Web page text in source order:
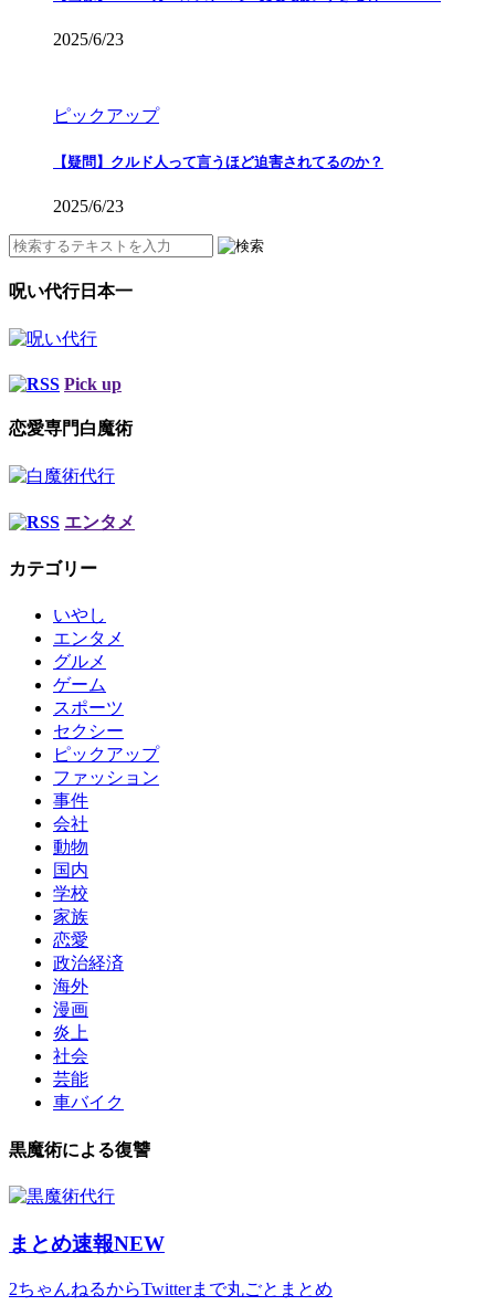
2025/6/23
ピックアップ
【疑問】クルド人って言うほど迫害されてるのか？
2025/6/23
呪い代行日本一
Pick up
恋愛専門白魔術
エンタメ
カテゴリー
いやし
エンタメ
グルメ
ゲーム
スポーツ
セクシー
ピックアップ
ファッション
事件
会社
動物
国内
学校
家族
恋愛
政治経済
海外
漫画
炎上
社会
芸能
車バイク
黒魔術による復讐
まとめ速報NEW
2ちゃんねるからTwitterまで丸ごとまとめ